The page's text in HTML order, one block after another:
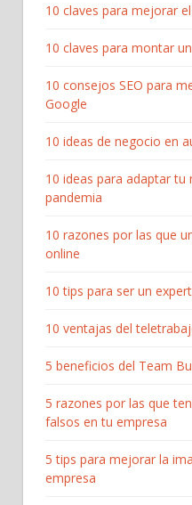
10 claves para mejorar
10 claves para montar
10 consejos SEO para
Google
10 ideas de negocio en
10 ideas para adaptar tu
pandemia
10 razones por las que
online
10 tips para ser un
10 ventajas del
5 beneficios del Team
5 razones por las que
falsos en tu empresa
5 tips para mejorar la
empresa